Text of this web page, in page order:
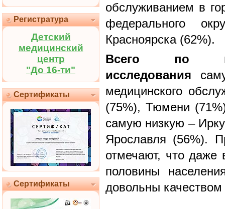
Регистратура
Детский
медицинский
центр
"До 16-ти"
Сертификаты
Сертификаты
обслуживанием в
федерального
Красноярска (62%).
Всего по
исследования
медицинского
(75%), Тюмени
самую низкую –
Ярославля (56%).
отмечают, что даже
половины
довольны